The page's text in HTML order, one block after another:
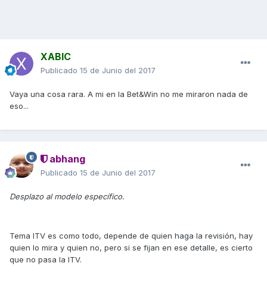
XABIC
Publicado 15 de Junio del 2017
Vaya una cosa rara. A mi en la Bet&Win no me miraron nada de
eso...
abhang
Publicado 15 de Junio del 2017
Desplazo al modelo específico.
Tema ITV es como todo, depende de quien haga la revisión, hay
quien lo mira y quien no, pero si se fijan en ese detalle, es cierto
que no pasa la ITV.